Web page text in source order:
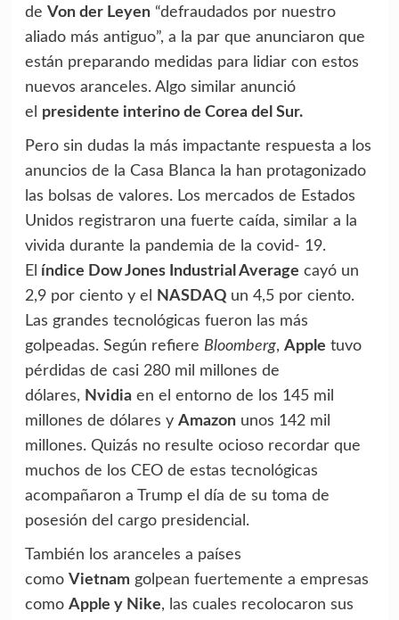
de Von der Leyen“defraudados por nuestro
aliado más antiguo”, a la par que anunciaron que
están preparando medidas para lidiar con estos
nuevos aranceles. Algo similar anunció
el presidente interino de Corea del Sur.
Pero sin dudas la más impactante respuesta a los
anuncios de la Casa Blanca la han protagonizado
las bolsas de valores. Los mercados de Estados
Unidos registraron una fuerte caída, similar a la
vivida durante la pandemia de la covid- 19.
El índice Dow Jones Industrial Average cayó un
2,9 por ciento y el
NASDAQ un 4,5 por ciento.
Las grandes tecnológicas fueron las más
golpeadas. Según refiere Bloomberg, Apple tuvo
pérdidas de casi 280 mil millones de
dólares, Nvidiaen el entorno de los 145 mil
millones de dólares y Amazonunos 142 mil
millones. Quizás no resulte ocioso recordar que
muchos de los CEO de estas tecnológicas
acompañaron a Trump el día de su toma de
posesión del cargo presidencial.
También los aranceles a países
como Vietnam golpean fuertemente a empresas
como Apple y Nike, las cuales recolocaron sus